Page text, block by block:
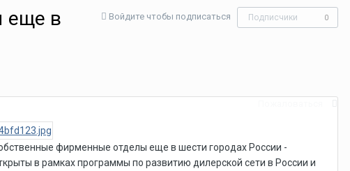
Войдите чтобы подписаться Подписчики 0
еще в
фирменные отделы еще в шести городах России -
в рамках программы по развитию дилерской сети в России и